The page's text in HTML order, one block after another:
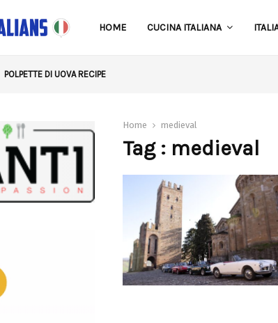
HOME CUCINA ITALIANA
POLPETTE DI UOVA RECIPE
Home medieval
Tag : medieval